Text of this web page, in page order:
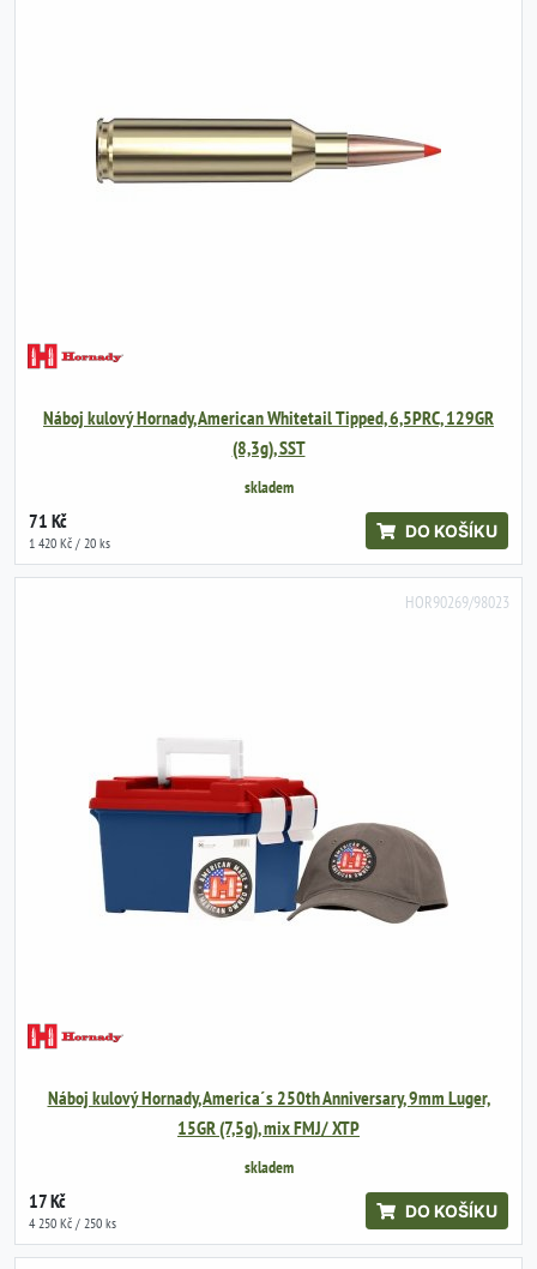
Náboj kulový Hornady, American Whitetail Tipped, 6,5PRC, 129GR
(8,3g), SST
skladem
71 Kč
1 420 Kč / 20 ks
DO KOŠÍKU
HOR90269/98023
Náboj kulový Hornady, America´s 250th Anniversary, 9mm Luger,
15GR (7,5g), mix FMJ/ XTP
skladem
17 Kč
4 250 Kč / 250 ks
DO KOŠÍKU